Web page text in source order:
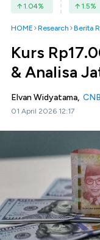
1.04% 1.5%
HOME Research Berita
Kurs
& Analisa
Elvan Widyatama,
01 April 2026 12:17